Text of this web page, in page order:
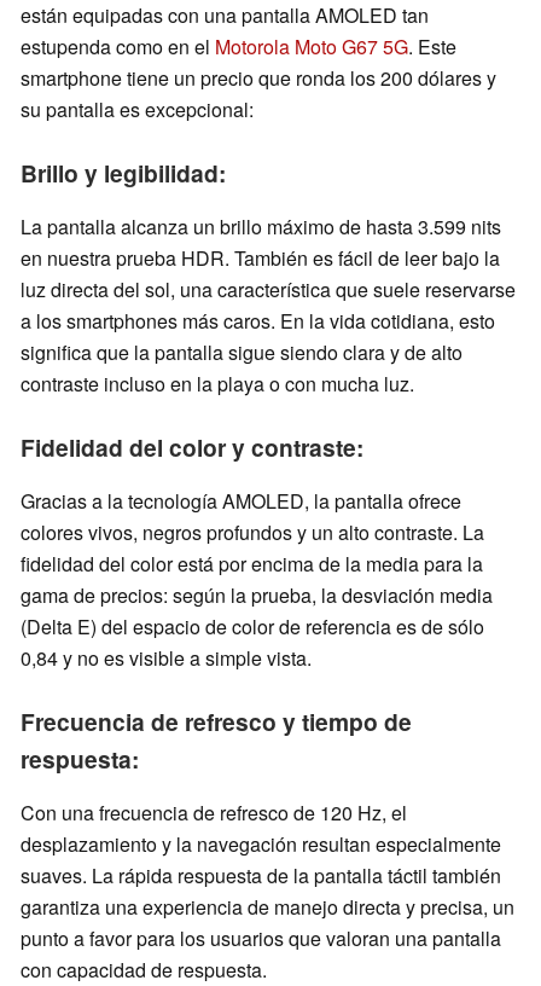
están equipadas con una pantalla AMOLED tan
estupenda como en el Motorola Moto G67 5G. Este
smartphone tiene un precio que ronda los 200 dólares y
su pantalla es excepcional:
Brillo y legibilidad:
La pantalla alcanza un brillo máximo de hasta 3.599 nits
en nuestra prueba HDR. También es fácil de leer bajo la
luz directa del sol, una característica que suele reservarse
a los smartphones más caros. En la vida cotidiana, esto
significa que la pantalla sigue siendo clara y de alto
contraste incluso en la playa o con mucha luz.
Fidelidad del color y contraste:
Gracias a la tecnología AMOLED, la pantalla ofrece
colores vivos, negros profundos y un alto contraste. La
fidelidad del color está por encima de la media para la
gama de precios: según la prueba, la desviación media
(Delta E) del espacio de color de referencia es de sólo
0,84 y no es visible a simple vista.
Frecuencia de refresco y tiempo de
respuesta:
Con una frecuencia de refresco de 120 Hz, el
desplazamiento y la navegación resultan especialmente
suaves. La rápida respuesta de la pantalla táctil también
garantiza una experiencia de manejo directa y precisa, un
punto a favor para los usuarios que valoran una pantalla
con capacidad de respuesta.